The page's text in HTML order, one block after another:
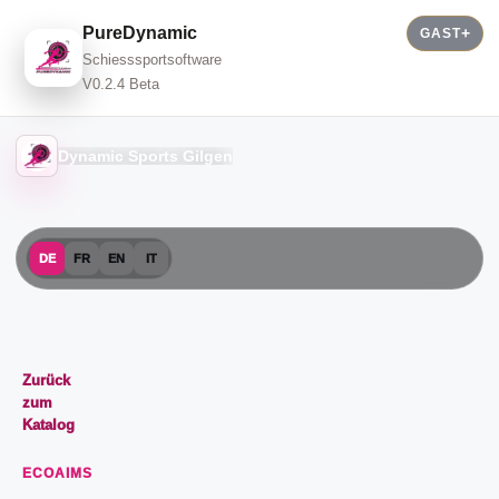
PureDynamic
Schiesssportsoftware
V0.2.4 Beta
GAST
Dynamic Sports Gilgen
DE FR EN IT
Zurück
zum
Katalog
ECOAIMS